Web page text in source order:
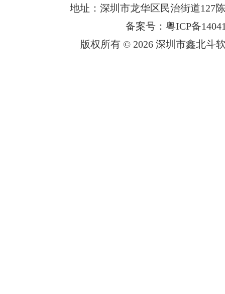
地址：深圳市龙华区民治街道127
备案号：粤ICP备
版权所有 © 2026 深圳市鑫北斗